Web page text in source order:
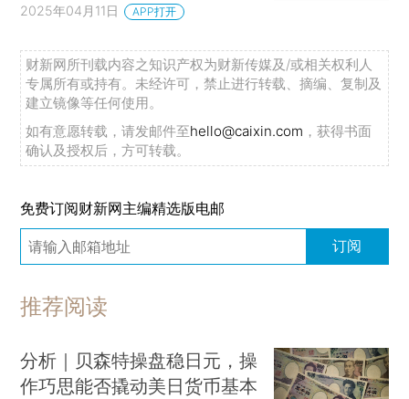
2025年04月11日 APP打开
财新网所刊载内容之知识产权为财新传媒及/或相关权利人
专属所有或持有。未经许可，禁止进行转载、摘编、复制及
建立镜像等任何使用。
如有意愿转载，请发邮件至hello@caixin.com ，获得书面
确认及授权后，方可转载。
免费订阅财新网主编精选版电邮
订阅
推荐阅读
分析｜贝森特操盘稳日元，操
作巧思能否撬动美日货币基本